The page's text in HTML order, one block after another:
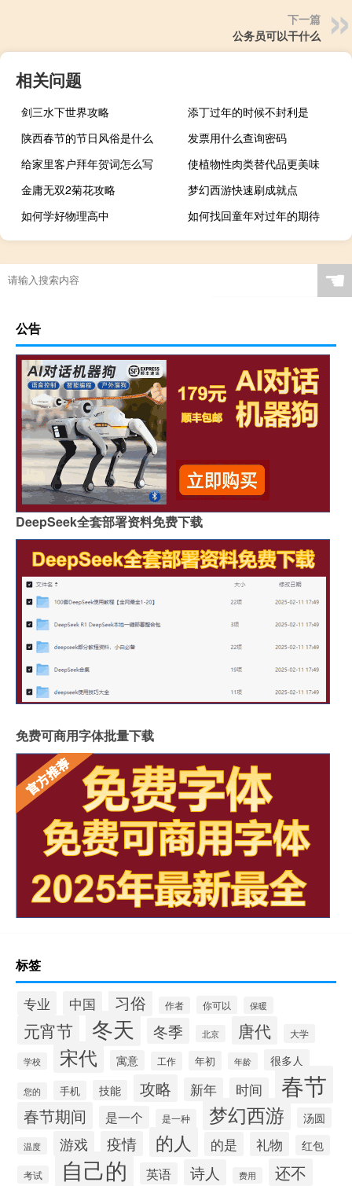
下一篇
公务员可以干什么
相关问题
剑三水下世界攻略
添丁过年的时候不封利是
陕西春节的节日风俗是什么
发票用什么查询密码
给家里客户拜年贺词怎么写
使植物性肉类替代品更美味
金庸无双2菊花攻略
梦幻西游快速刷成就点
如何学好物理高中
如何找回童年对过年的期待
☚
公告
DeepSeek全套部署资料免费下载
免费可商用字体批量下载
标签
专业 中国 习俗 作者 你可以 保暖
元宵节 冬天 冬季 北京 唐代 大学
学校 宋代 寓意 工作 年初 年龄 很多人
您的 手机 技能 攻略 新年 时间 春节
春节期间 是一个 是一种 梦幻西游 汤圆
温度 游戏 疫情 的人 的是 礼物 红包
考试 自己的 英语 诗人 费用 还不